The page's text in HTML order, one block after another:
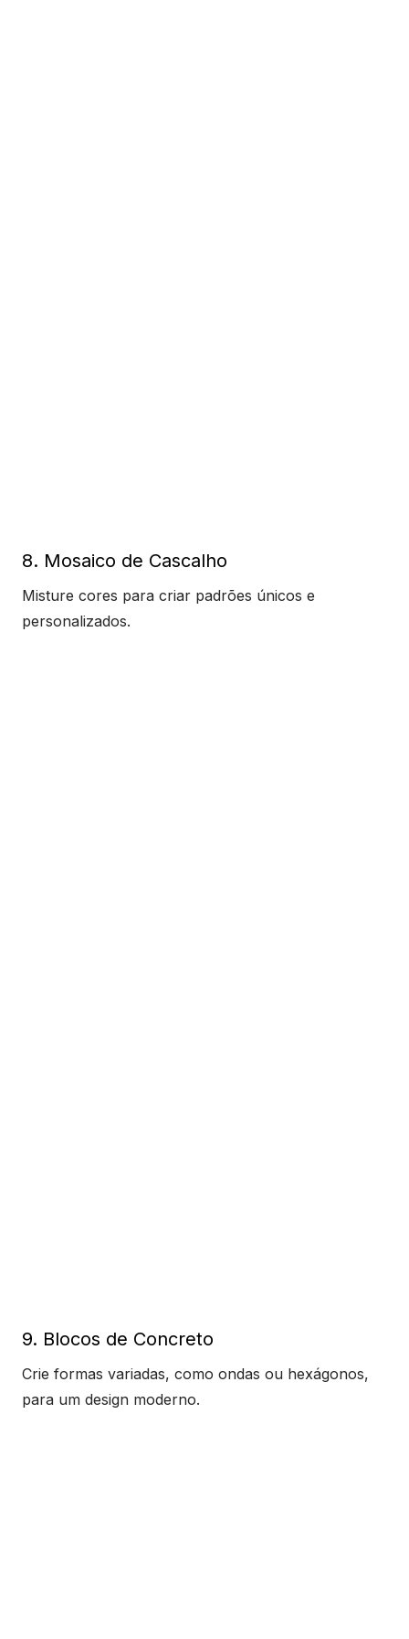
8. Mosaico de Cascalho
Misture cores para criar padrões únicos e
personalizados.
9. Blocos de Concreto
Crie formas variadas, como ondas ou hexágonos,
para um design moderno.